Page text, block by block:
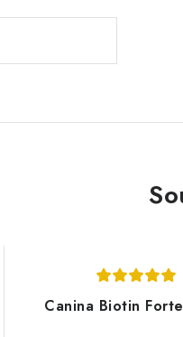
Canina Biotin